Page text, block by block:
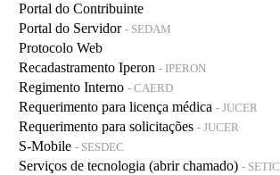
Portal do Contribuinte
Portal do Servidor - SEDAM
Protocolo Web
Recadastramento Iperon - IPERON
Regimento Interno - CAERD
Requerimento para licença médica - JUCER
Requerimento para solicitações - JUCER
S-Mobile - SESDEC
Serviços de tecnologia (abrir chamado) - SETIC